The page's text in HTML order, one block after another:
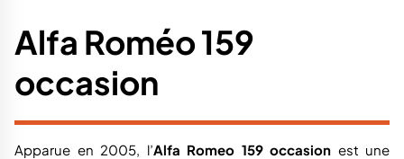
Alfa Roméo 159
occasion
Apparue en 2005, l’Alfa Romeo 159 occasion est une